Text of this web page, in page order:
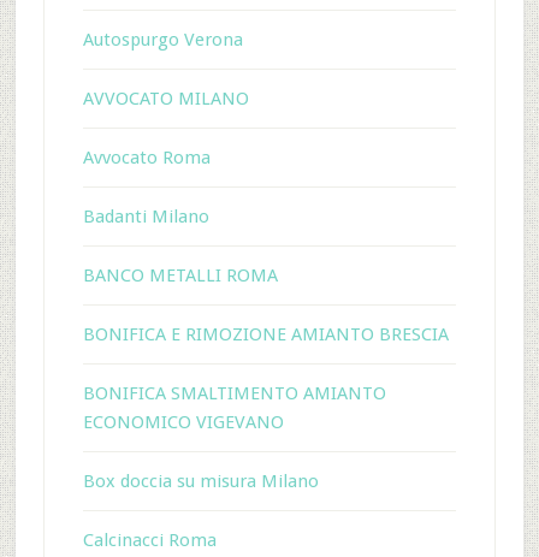
Autospurgo Verona
AVVOCATO MILANO
Avvocato Roma
Badanti Milano
BANCO METALLI ROMA
BONIFICA E RIMOZIONE AMIANTO BRESCIA
BONIFICA SMALTIMENTO AMIANTO
ECONOMICO VIGEVANO
Box doccia su misura Milano
Calcinacci Roma